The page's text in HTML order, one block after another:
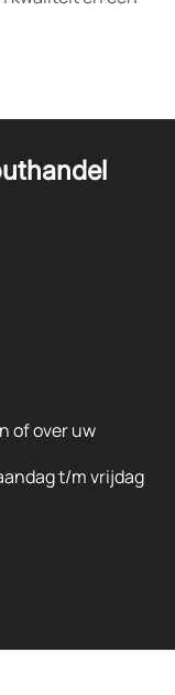
of over uw
t/m vrijdag